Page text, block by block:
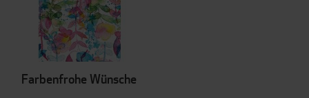
Farbenfrohe Wünsche